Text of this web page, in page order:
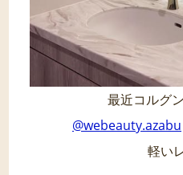
最近コルグ
@webeauty.azabu
軽い